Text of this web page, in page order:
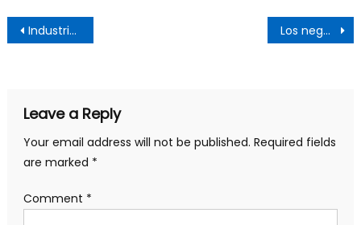
Post
navigation
Industria farmacéutica: un negocio de más de un billón de dólares, que engorda gracias al coronavirus Los negocios de la pandemia
Leave a Reply
Your email address will not be published. Required fields
are marked *
Comment *